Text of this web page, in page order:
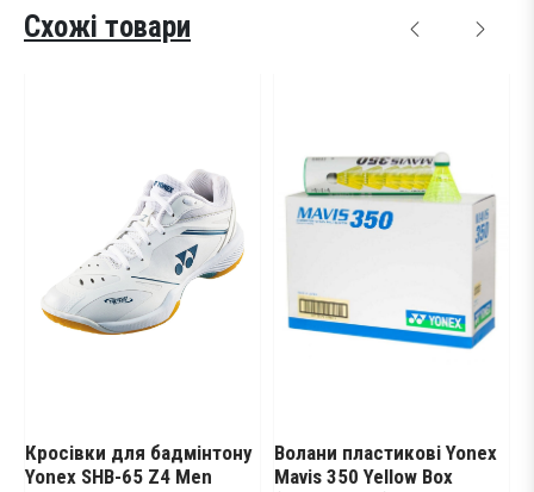
Схожі товари
бадмінтону
65 Z4 Men
Волани пластикові Yonex
Mavis 350 Yellow Box
Волани для
пластикові